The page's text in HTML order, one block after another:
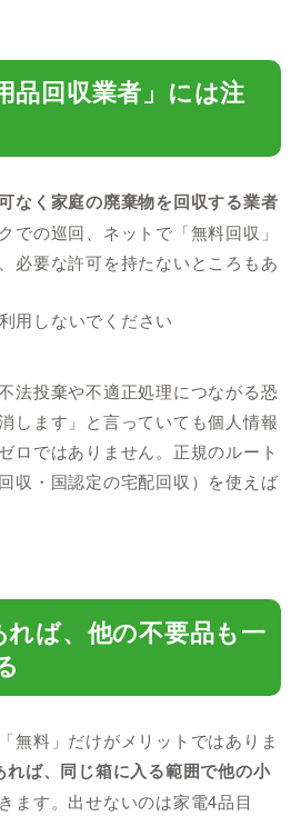
品回収業者」には注
なく家庭の廃棄物を回収する業者
での巡回、ネットで「無料回収」
必要な許可を持たないところもあ
法投棄や不適正処理につながる恐
します」と言っていても個人情報
ロではありません。正規のルート
収・国認定の宅配回収）を使えば
ば、他の不要品も一
無料」だけがメリットではありま
れば、同じ箱に入る範囲で他の小
ます。出せないのは家電4品目